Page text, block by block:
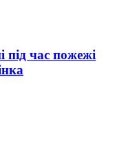
під час пожежі